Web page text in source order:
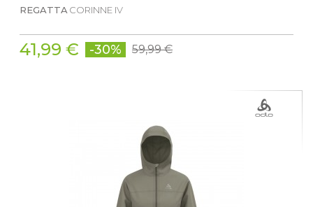
REGATTA CORINNE IV
41,99 € -30% 59,99 €